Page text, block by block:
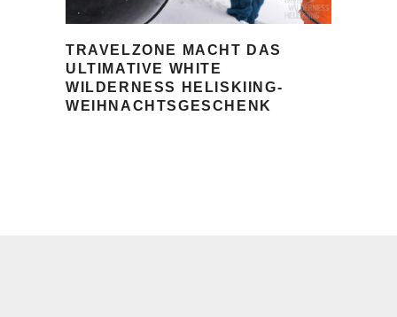
TRAVELZONE MACHT DAS
ULTIMATIVE WHITE
WILDERNESS HELISKIING-
WEIHNACHTSGESCHENK